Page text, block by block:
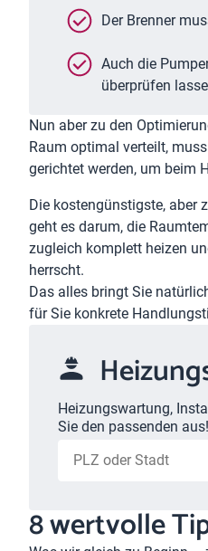
Der Brenner
Auch die
überprüfen
Nun aber zu den
Raum optimal verteilt,
gerichtet werden, um beim
Die kostengünstigste, aber
geht es darum, die
zugleich komplett heizen
herrscht.
Das alles bringt Sie
für Sie konkrete
Heizungswartung,
Sie den passenden aus!
8 wertvolle